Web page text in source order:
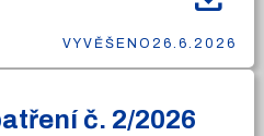
VYVĚŠENO 26.6.2026
č. 2/2026